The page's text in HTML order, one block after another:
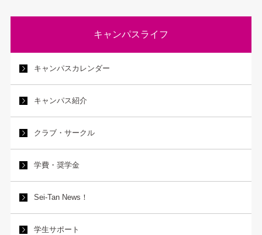
キャンパスライフ
キャンパスカレンダー
キャンパス紹介
クラブ・サークル
学費・奨学金
Sei-Tan News！
学生サポート